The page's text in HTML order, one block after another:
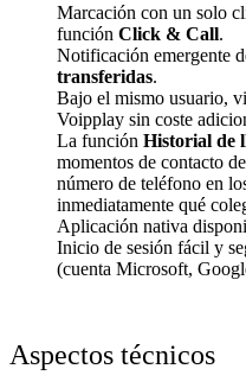
Marcación con un solo
función Click & Call.
Notificación emergente
transferidas.
Bajo el mismo usuario,
Voipplay sin coste
La función Historial de
momentos de contacto
número de teléfono en
inmediatamente qué
Aplicación nativa
Inicio de sesión fácil y
(cuenta Microsoft,
Aspectos técnicos